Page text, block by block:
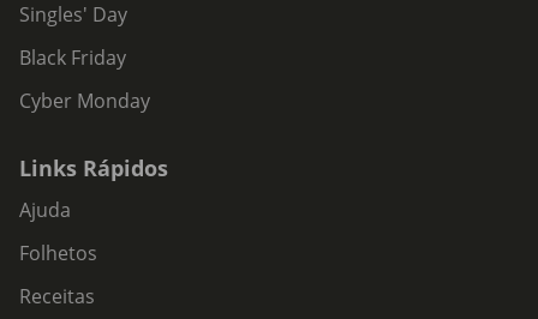
Singles' Day
Black Friday
Cyber Monday
Links Rápidos
Ajuda
Folhetos
Receitas